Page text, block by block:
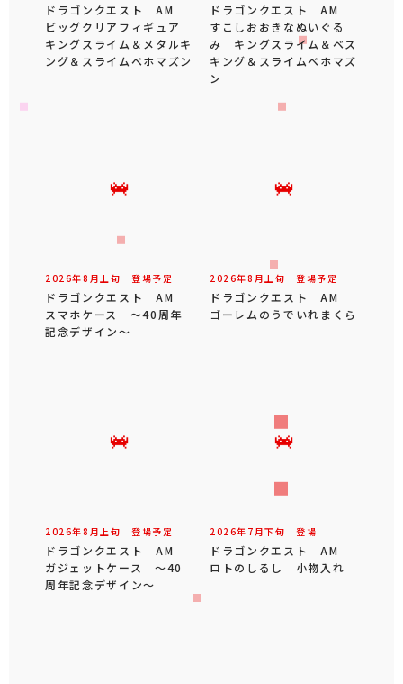
ドラゴンクエスト AM
ビッグクリアフィギュア
キングスライム＆メタルキ
ング＆スライムベホマズン
ドラゴンクエスト AM
すこしおおきなぬいぐる
み キングスライム＆ベス
キング＆スライムベホマズ
ン
2026年8 月 上旬 登場予定
ドラゴンクエスト AM
スマホケース ～40周年
記念デザイン～
2026年8 月 上旬 登場予定
ドラゴンクエスト AM
ゴーレムのうでいれまくら
2026年8 月 上旬 登場予定
ドラゴンクエスト AM
ガジェットケース ～40
周年記念デザイン～
2026年 7 月下旬 登場
ドラゴンクエスト AM
ロトのしるし 小物入れ